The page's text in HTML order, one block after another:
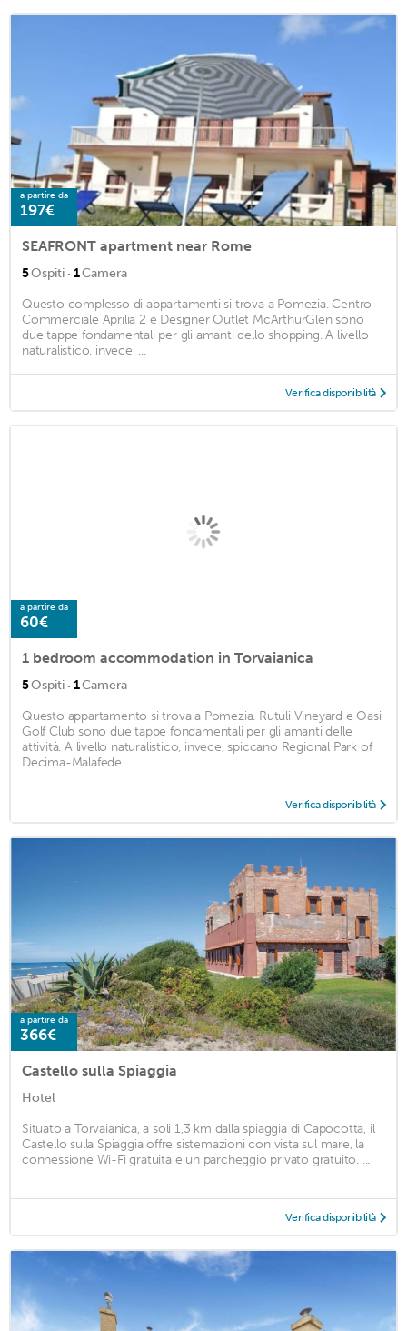
a partire da
197€
SEAFRONT apartment near Rome
5Ospiti · 1Camera
Questo complesso di appartamenti si trova a Pomezia. Centro
Commerciale Aprilia 2 e Designer Outlet McArthurGlen sono
due tappe fondamentali per gli amanti dello shopping. A livello
naturalistico, invece, ...
Verifica disponibilità
a partire da
60€
1 bedroom accommodation in Torvaianica
5Ospiti · 1Camera
Questo appartamento si trova a Pomezia. Rutuli Vineyard e Oasi
Golf Club sono due tappe fondamentali per gli amanti delle
attività. A livello naturalistico, invece, spiccano Regional Park of
Decima-Malafede ...
Verifica disponibilità
a partire da
366€
Castello sulla Spiaggia
Hotel
Situato a Torvaianica, a soli 1,3 km dalla spiaggia di Capocotta, il
Castello sulla Spiaggia offre sistemazioni con vista sul mare, la
connessione Wi-Fi gratuita e un parcheggio privato gratuito. ...
Verifica disponibilità